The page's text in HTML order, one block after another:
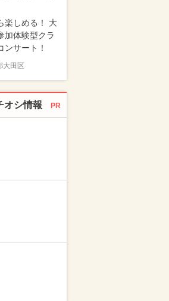
楽しめる！ 大
加体験型クラ
ンサート！
大田区
オシ情報 PR